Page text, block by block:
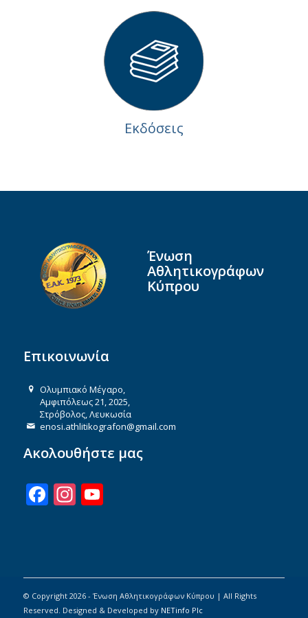
Εκδόσεις
Ένωση
Αθλητικογράφων
Κύπρου
Επικοινωνία
Ολυμπιακό Μέγαρο,
Αμφιπόλεως 21, 2025,
Στρόβολος, Λευκωσία
enosi.athlitikografon@gmail.com
Ακολουθήστε μας
Facebook
Instagram
YouTube
© Copyright 2026 - Ένωση Αθλητικογράφων Κύπρου | All Rights
Reserved. Designed & Developed by NETinfo Plc